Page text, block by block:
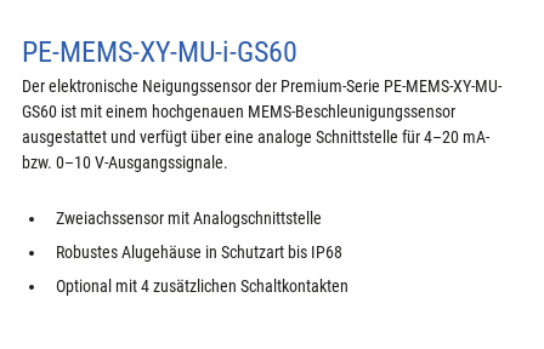
PE-MEMS-XY-MU-i-GS60
Der elektronische Neigungssensor der Premium-Serie PE-MEMS-XY-MU-
GS60 ist mit einem hochgenauen MEMS-Beschleunigungssensor
ausgestattet und verfügt über eine analoge Schnittstelle für 4–20 mA-
bzw. 0–10 V-Ausgangssignale.
Zweiachssensor mit Analogschnittstelle
Robustes Alugehäuse in Schutzart bis IP68
Optional mit 4 zusätzlichen Schaltkontakten